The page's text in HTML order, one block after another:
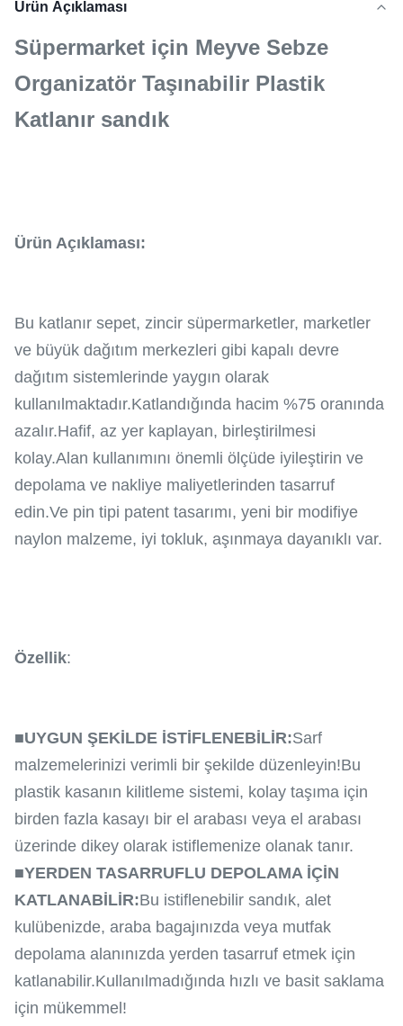
Ürün Açıklaması
Süpermarket için Meyve Sebze
Organizatör Taşınabilir Plastik
Katlanır sandık
Ürün Açıklaması:
Bu katlanır sepet, zincir süpermarketler, marketler
ve büyük dağıtım merkezleri gibi kapalı devre
dağıtım sistemlerinde yaygın olarak
kullanılmaktadır.Katlandığında hacim %75 oranında
azalır.Hafif, az yer kaplayan, birleştirilmesi
kolay.Alan kullanımını önemli ölçüde iyileştirin ve
depolama ve nakliye maliyetlerinden tasarruf
edin.Ve pin tipi patent tasarımı, yeni bir modifiye
naylon malzeme, iyi tokluk, aşınmaya dayanıklı var.
Özellik:
■UYGUN ŞEKİLDE İSTİFLENEBİLİR:Sarf
malzemelerinizi verimli bir şekilde düzenleyin!Bu
plastik kasanın kilitleme sistemi, kolay taşıma için
birden fazla kasayı bir el arabası veya el arabası
üzerinde dikey olarak istiflemenize olanak tanır.
■YERDEN TASARRUFLU DEPOLAMA İÇİN
KATLANABİLİR:Bu istiflenebilir sandık, alet
kulübenizde, araba bagajınızda veya mutfak
depolama alanınızda yerden tasarruf etmek için
katlanabilir.Kullanılmadığında hızlı ve basit saklama
için mükemmel!